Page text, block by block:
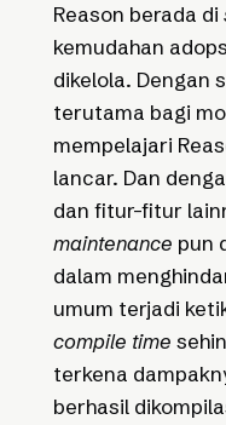
Reason berada di
kemudahan
dikelola. Dengan
terutama bagi
mempelajari
lancar. Dan
dan fitur-fitur
maintenance pun
dalam
umum terjadi
compile time
terkena
berhasil